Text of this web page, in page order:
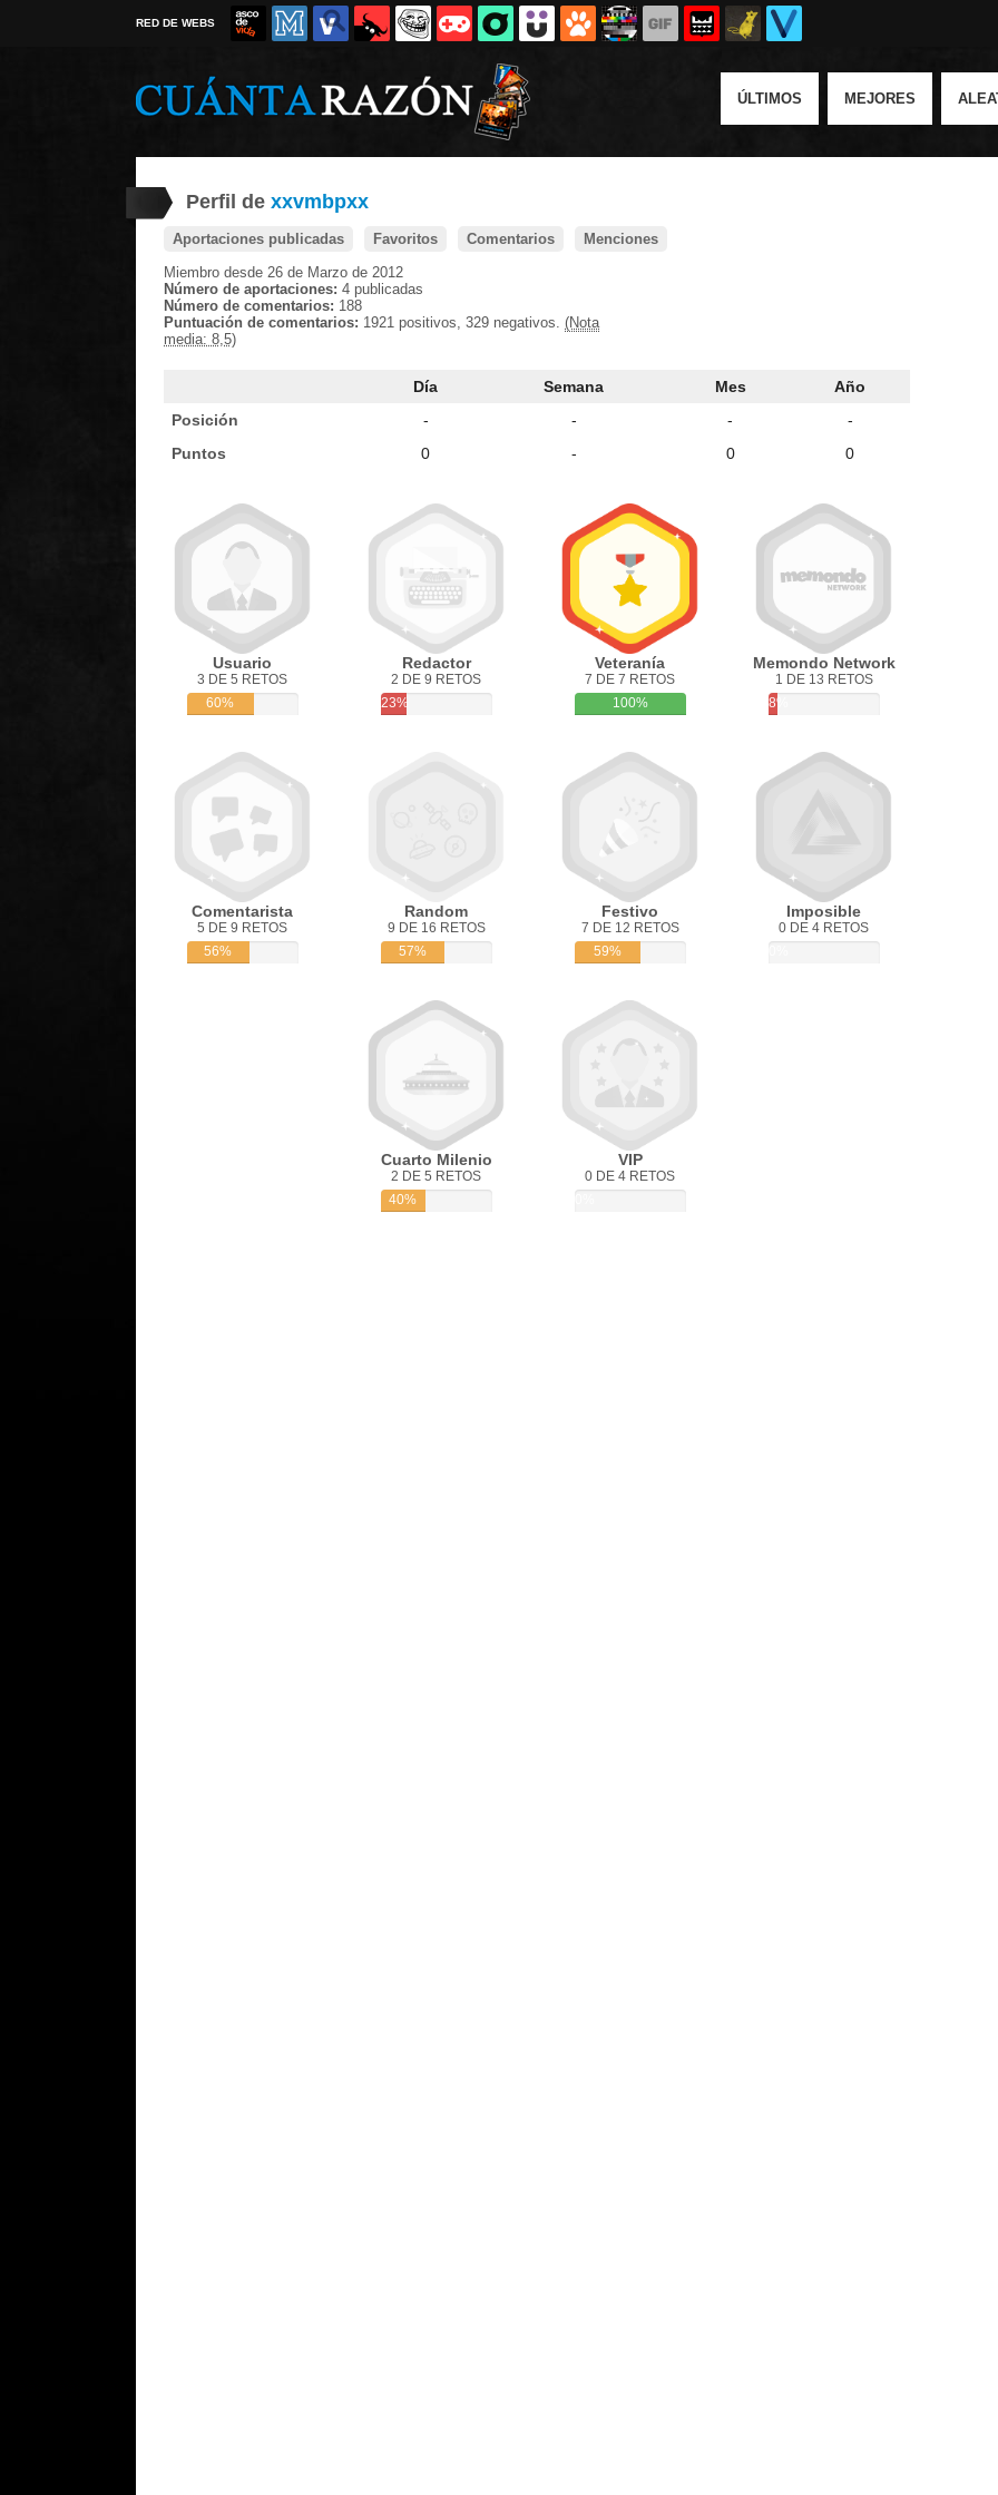
RED DE WEBS
ÚLTIMOS MEJORES
Perfil de xxvmbpxx
Aportaciones publicadas Favoritos Comentarios
Menciones
Miembro desde 26 de Marzo de 2012
Número de aportaciones: 4 publicadas
Número de comentarios: 188
Puntuación de comentarios: 1921 positivos, 329 negativos. (Nota
media: 8,5)
Día Semana Mes
Año
Posición
- - -
-
Puntos
0 - 0 0
Usuario
3 DE 5 RETOS
60%
Redactor
2 DE 9 RETOS
23%
Veteranía
7 DE 7 RETOS
100%
Memondo Network
1 DE 13 RETOS
8%
Comentarista
5 DE 9 RETOS
56%
Random
9 DE 16 RETOS
57%
Festivo
7 DE 12 RETOS
59%
Imposible
0 DE 4 RETOS
Cuarto Milenio
2 DE 5 RETOS
40%
VIP
0 DE 4 RETOS